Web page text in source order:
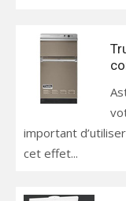
important
cet effet...